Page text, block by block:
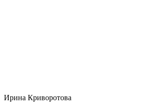
Ирина Криворотова